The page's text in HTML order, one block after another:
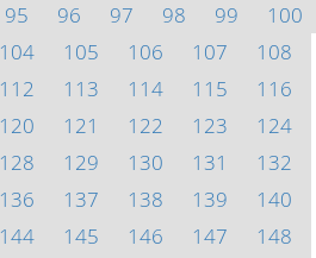
95 96 97 98 99
100
104 105 106 107
108
112 113 114 115
116
120 121 122 123
124
128 129 130 131
132
136 137 138 139
140
144 145 146 147
148